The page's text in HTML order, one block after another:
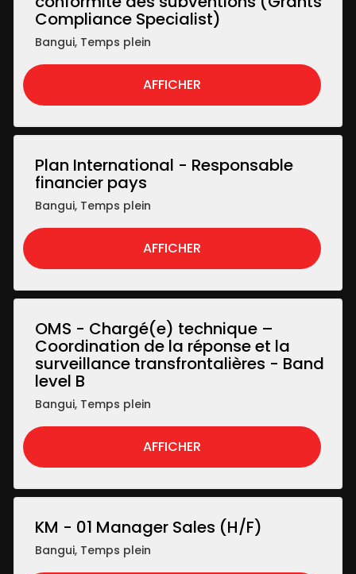
Compliance Specialist)
Bangui, Temps plein
AFFICHER
Plan International - Responsable
financier pays
Bangui, Temps plein
AFFICHER
OMS - Chargé(e) technique –
Coordination de la réponse et la
surveillance transfrontalières - Band
level B
Bangui, Temps plein
AFFICHER
KM - 01 Manager Sales (H/F)
Bangui, Temps plein